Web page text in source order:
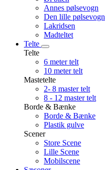
Annes pølsevogn
Den lille pølsevogn
Lakridsen
Madteltet
Telte
Telte
6 meter telt
10 meter telt
Mastetelte
2- 8 master telt
8 - 12 master telt
Borde & Bænke
Borde & Bænke
Plastik gulve
Scener
Store Scene
Lille Scene
Mobilscene